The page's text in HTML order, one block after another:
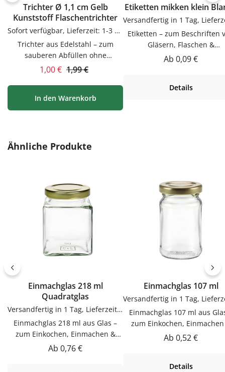
Trichter Ø 1,1 cm Gelb
Kunststoff Flaschentrichter
Sofort verfügbar, Lieferzeit: 1-3 Tage
Trichter aus Edelstahl – zum
sauberen Abfüllen ohne
KleckernTrichter zum sauberen
Praktische Ergänzung für Küche,
Vorrat und Haushalt – passend zu
vielen Flaschen, Gläsern und
EdelstahlVerwendungTrichter
Gebrauch.PflegehinweiseNach
Gebrauch reinigenGut trocknen
lassenJetzt bestellenBestelle
Trichter bequem online bei
flaschen-glaeser-und-dosen.de.
Verkaufspreis:
1,00 € Regulärer Preis:
1,99 €
In den Warenkorb
Etiketten mikken klein
Etiketten – zum Beschriften
Gläsern, Flaschen &
DosenEtiketten zum
Vorrat und Haushalt –
Etiketten bequem online
flaschen-glaeser-und-
Regulärer Preis:
Ab 0,09 €
Details
Produktgalerie überspringen
Ähnliche Produkte
Einmachglas 218 ml
Quadratglas
Versandfertig in 1 Tag, Lieferzeit 1-3 Tage
Einmachglas 218 ml aus Glas –
zum Einkochen, Einmachen &
AufbewahrenDieser Einmachglas
Regulärer Preis:
Ab 0,76 €
Einmachglas 107 ml
Einmachglas 107 ml aus
zum Einkochen,
AufbewahrenDieser
Aufbewahren. Hochwertig
Regulärer Preis:
Ab 0,52 €
Details